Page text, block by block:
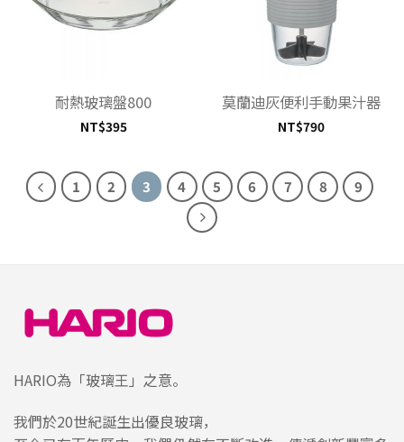
耐熱玻璃盤800
NT$395
莫蘭迪灰便利手動果汁器
NT$790
1 2 3 4 5 6 7 8 9
HARIO為「玻璃王」之意。
我們於20世紀誕生出優良玻璃，